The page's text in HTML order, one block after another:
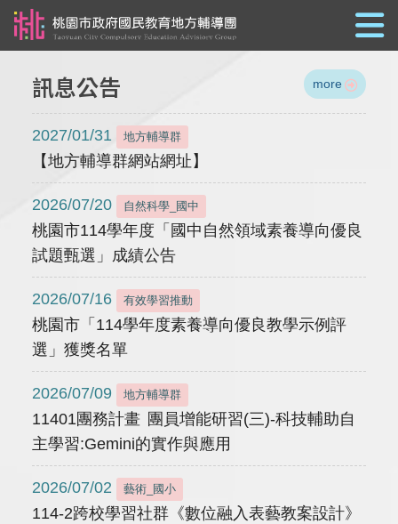
訊息公告 more
2027/01/31 地方輔導群
【地方輔導群網站網址】
2026/07/20 自然科學_國中
桃園市114學年度「國中自然領域素養導向優良
試題甄選」成績公告
2026/07/16 有效學習推動
桃園市「114學年度素養導向優良教學示例評
選」獲獎名單
2026/07/09 地方輔導群
11401團務計畫 團員增能研習(三)-科技輔助自
主學習:Gemini的實作與應用
2026/07/02 藝術_國小
114-2跨校學習社群《數位融入表藝教案設計》